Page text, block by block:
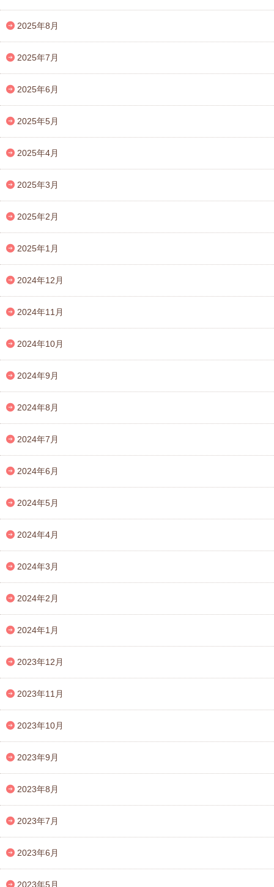
2025年8月
2025年7月
2025年6月
2025年5月
2025年4月
2025年3月
2025年2月
2025年1月
2024年12月
2024年11月
2024年10月
2024年9月
2024年8月
2024年7月
2024年6月
2024年5月
2024年4月
2024年3月
2024年2月
2024年1月
2023年12月
2023年11月
2023年10月
2023年9月
2023年8月
2023年7月
2023年6月
2023年5月